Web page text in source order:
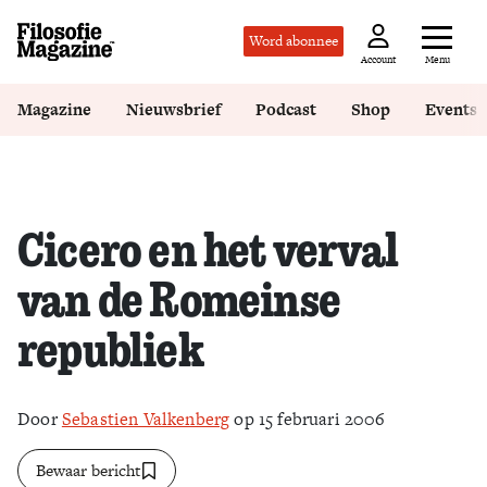
Word abonnee
Account Menu
Magazine Nieuwsbrief Podcast Shop Events
Cicero en het verval
van de Romeinse
republiek
DoorSebastien Valkenbergop 15 februari 2006
Bewaar bericht